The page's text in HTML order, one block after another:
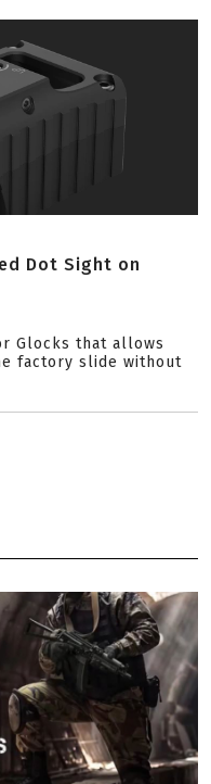
Dot Sight on
Glocks that allows
factory slide without